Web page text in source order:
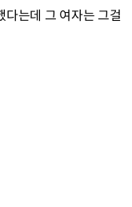
는데 그 여자는 그걸